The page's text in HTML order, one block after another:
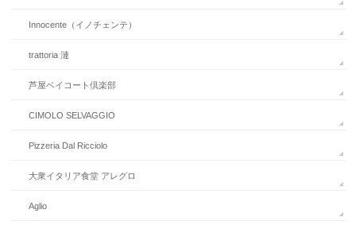
Innocente（イノチェンテ）
trattoria 漣
芦屋ベイコート倶楽部
CIMOLO SELVAGGIO
Pizzeria Dal Ricciolo
大衆イタリア食堂 アレグロ
Aglio